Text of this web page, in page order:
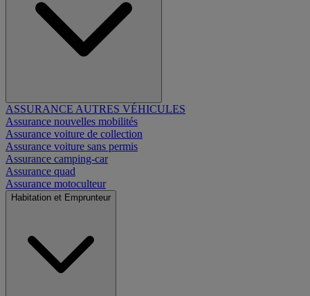
ASSURANCE AUTRES VÉHICULES
Assurance nouvelles mobilités
Assurance voiture de collection
Assurance voiture sans permis
Assurance camping-car
Assurance quad
Assurance motoculteur
Habitation et Emprunteur